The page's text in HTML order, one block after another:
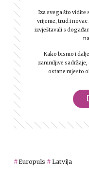
Iza svega što vidite
vrijeme, trud i
izvještavali s
Kako bismo i
zanimljive
ostane mjesto
Europuls Latvija